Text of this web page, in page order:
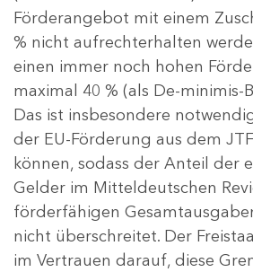
Förderangebot mit einem
% nicht aufrechterhalten
einen immer noch hohen
maximal 40 % (als De-minimis-
Das ist insbesondere
der EU-Förderung aus dem
können, sodass der Anteil der
Gelder im Mitteldeutschen
förderfähigen
nicht überschreitet. Der
im Vertrauen darauf, diese